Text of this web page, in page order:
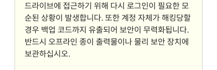
드라이브에 접근하기 위해 다시 로그인이 필요한 모
순된 상황이 발생합니다. 또한 계정 자체가 해킹당할
경우 백업 코드까지 유출되어 보안이 무력화됩니다.
반드시 오프라인 종이 출력물이나 물리 보안 장치에
보관하십시오.